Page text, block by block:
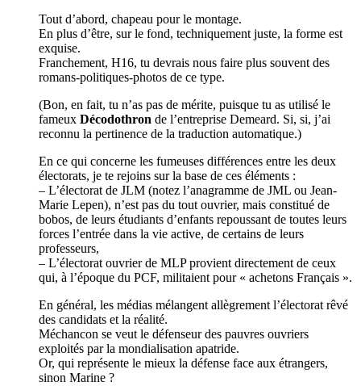
Tout d’abord, chapeau pour le montage.
En plus d’être, sur le fond, techniquement juste, la forme est
exquise.
Franchement, H16, tu devrais nous faire plus souvent des
romans-politiques-photos de ce type.
(Bon, en fait, tu n’as pas de mérite, puisque tu as utilisé le
fameux Décodothron de l’entreprise Demeard. Si, si, j’ai
reconnu la pertinence de la traduction automatique.)
En ce qui concerne les fumeuses différences entre les deux
électorats, je te rejoins sur la base de ces éléments :
– L’électorat de JLM (notez l’anagramme de JML ou Jean-
Marie Lepen), n’est pas du tout ouvrier, mais constitué de
bobos, de leurs étudiants d’enfants repoussant de toutes leurs
forces l’entrée dans la vie active, de certains de leurs
professeurs,
– L’électorat ouvrier de MLP provient directement de ceux
qui, à l’époque du PCF, militaient pour « achetons Français ».
En général, les médias mélangent allègrement l’électorat rêvé
des candidats et la réalité.
Méchancon se veut le défenseur des pauvres ouvriers
exploités par la mondialisation apatride.
Or, qui représente le mieux la défense face aux étrangers,
sinon Marine ?